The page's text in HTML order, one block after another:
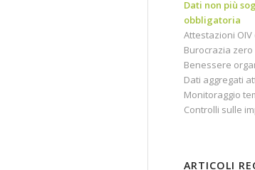
Dati non più
obbligatoria
Attestazioni
Burocrazia zero
Benessere
Dati aggregati
Monitoraggio
Controlli sulle
ARTICOLI